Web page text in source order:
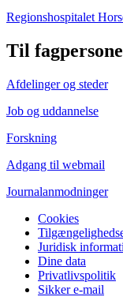
Regionshospitalet
Til
Afdelinger og steder
Job og uddannelse
Forskning
Adgang til webmail
Journalanmodninger
Cookies
Juridisk
Dine data
Privatlivspolitik
Sikker e-mail